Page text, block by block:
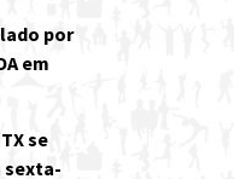
por
em
se
sexta-